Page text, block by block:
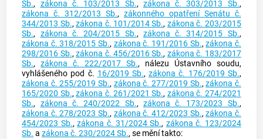
Sb., zákona č. 103/2013 Sb., zákona č. 303/2013 Sb.,
zákona č. 312/2013 Sb., zákonného opatření Senátu č.
344/2013 Sb.,zákona č. 101/2014 Sb., zákona č. 203/2015
Sb., zákona č. 204/2015 Sb., zákona č. 314/2015 Sb.,
zákona č. 318/2015 Sb., zákona č. 191/2016 Sb.,zákona č.
298/2016 Sb.,zákona č. 456/2016 Sb., zákona č. 183/2017
Sb.,zákona č. 222/2017 Sb., nálezu Ústavního soudu,
vyhlášeného pod č. 16/2019 Sb.,zákona č. 176/2019 Sb.,
zákona č. 255/2019 Sb., zákona č. 277/2019 Sb.,zákona č.
165/2020 Sb.,zákona č. 261/2021 Sb., zákona č. 274/2021
Sb., zákona č. 240/2022 Sb., zákona č. 173/2023 Sb.,
zákona č. 278/2023 Sb., zákona č. 412/2023 Sb.,zákona č.
454/2023 Sb.,zákona č. 31/2024 Sb., zákona č. 123/2024
Sb. azákona č. 230/2024 Sb., se mění takto: